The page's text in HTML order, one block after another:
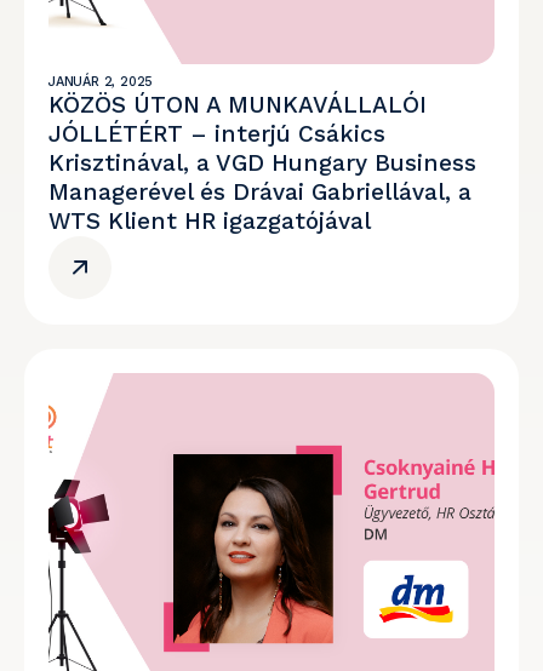
JANUÁR 2, 2025
KÖZÖS ÚTON A MUNKAVÁLLALÓI
JÓLLÉTÉRT – interjú Csákics
Krisztinával, a VGD Hungary Business
Managerével és Drávai Gabriellával, a
WTS Klient HR igazgatójával